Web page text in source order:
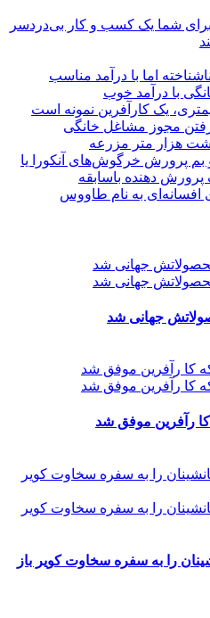
شما یک کسب و کار بی‌دردسر
اما با درآمد مناسب
با درآمد خوب
مجوز مشاغل خانگی
هزار متر مزرعه
بم پرورش خرگوش‌های آنکورا یا
پرورش دهنده باسابقه
افسانه‌ای به نام طاووس
جهانی شد
رآفرین موفق شد
را به سفره سخاوت کویر باز